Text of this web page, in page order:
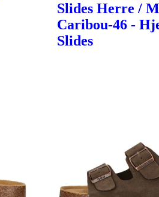
Slides Herre /
Caribou-46 -
Slides